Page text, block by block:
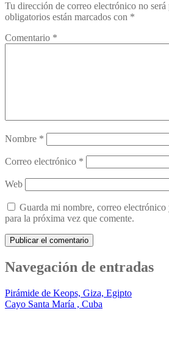
Tu dirección de correo electrónico no será
obligatorios están marcados con *
Comentario *
Nombre *
Correo electrónico *
Web
Guarda mi nombre, correo electrónico
para la próxima vez que comente.
Navegación de entradas
Pirámide de Keops, Giza, Egipto
Cayo Santa María , Cuba